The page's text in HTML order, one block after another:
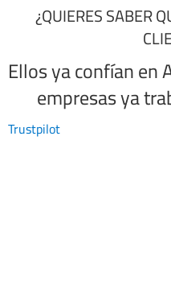
¿QUIERES SABER
Ellos ya confían en
empresas ya
Trustpilot